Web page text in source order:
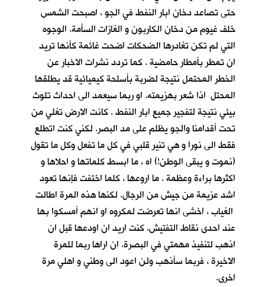
حتى تصاعد دخان ابار النفط في الجو ، اصبحت الشمس
خلف غيوم من دخان الكاربون و الغازات السأمة. الوجوه
التي لم تكن تغادرها الضحكات اضحت غائمة كأنها تريد
ان تمطر بأمطار حامضية . كما تردد نشرات الاخبار عن
الخطر المحتمل نتيجة لضربة بأسلحة كيميائية قد يطلقها
المحتل اذا شعر بهزيمته. او ربما سيعمد الى احداث تلوث
بيئي نتيجة لتفجير جميع ابار النفط . كانت الارض تغلي من
تحت أقدامنا والجو يظلم على مد البصر. لكني كنت اتطلع
فقط الى نورا و هي تنير قلبي في كل ما تفعل وكل ما تقول
(نموت و يبقى الوطن!) اه ، ما ابسط كلماتها و احلاها و
اكثرها براءة وعظمة . ما اروعها ، كلما اختفت فإنها تعود
اشد عزيمة من جيش من الرجال. لكنها هذه المرة اطالت
الغياب ، اخشى انها تعرضت لمكروه او انهم أمسكوا بها
عند احدى نقاط التفتيش. كنت اريد ان اودعها قبل ان
اذهب لتنفيذ مهمتي في البصرة. ان اراها ربما للمرة
الاخيرة ، فربما سأذهب ولن اعود الى وطني و اهلي مرة
اخرى.